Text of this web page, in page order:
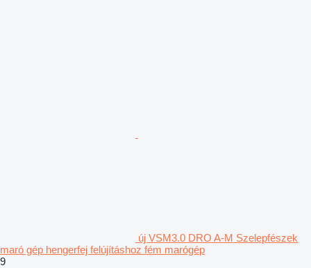
új VSM3.0 DRO A-M Szelepfészek
maró gép hengerfej felújításhoz fém marógép
9